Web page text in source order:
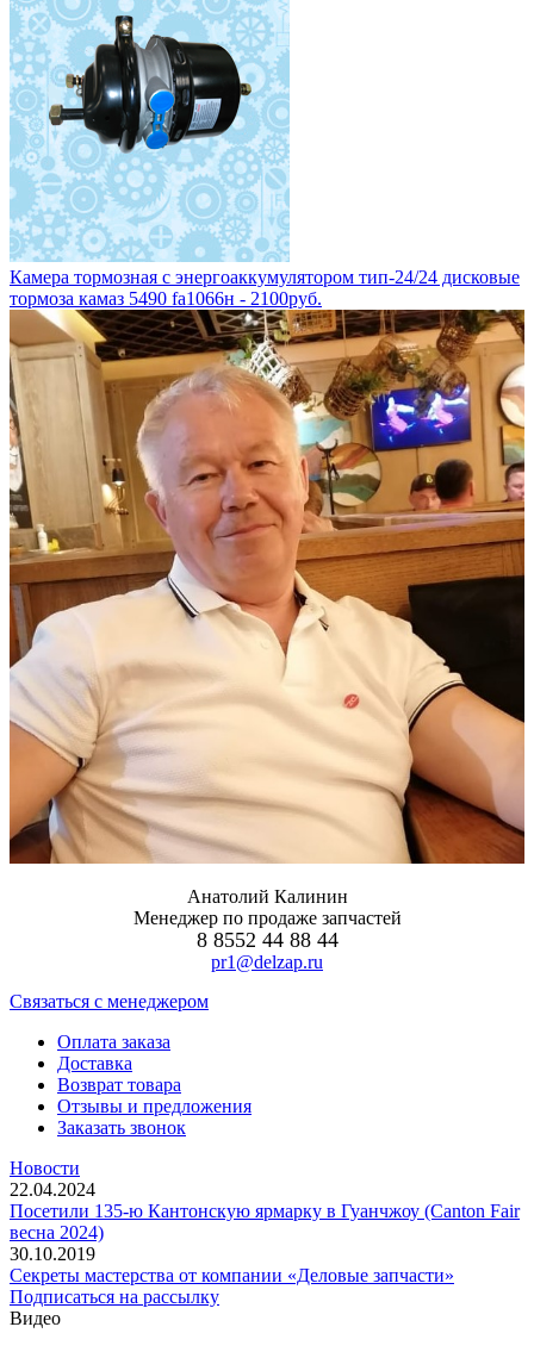
Камера тормозная с энергоаккумулятором тип-24/24 дисковые
тормоза камаз 5490 fa1066н - 2100руб.
Анатолий Калинин
Менеджер по продаже запчастей
8 8552 44 88 44
pr1@delzap.ru
Cвязаться с менеджером
Оплата заказа
Доставка
Возврат товара
Отзывы и предложения
Заказать звонок
Новости
22.04.2024
Посетили 135-ю Кантонскую ярмарку в Гуанчжоу (Canton Fair
весна 2024)
30.10.2019
Секреты мастерства от компании «Деловые запчасти»
Подписаться на рассылку
Видео